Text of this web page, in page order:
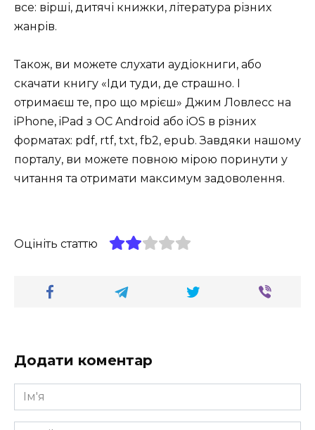
все: вірші, дитячі книжки, література різних
жанрів.
Також, ви можете слухати аудіокниги, або
скачати книгу «Іди туди, де страшно. І
отримаєш те, про що мрієш» Джим Ловлесс на
iPhone, iPad з ОС Android або iOS в різних
форматах: pdf, rtf, txt, fb2, epub. Завдяки нашому
порталу, ви можете повною мірою поринути у
читання та отримати максимум задоволення.
Оцініть статтю
Додати коментар
Ім'я
*